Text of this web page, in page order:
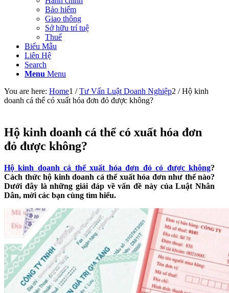
Bảo hiểm
Giao thông
Sở hữu trí tuệ
Thuế
Biểu Mẫu
Liên Hệ
Search
Menu Menu
You are here: Home1 / Tư Vấn Luật Doanh Nghiệp2 / Hộ kinh
doanh cá thể có xuất hóa đơn đỏ được không?
Hộ kinh doanh cá thể có xuất hóa đơn
đỏ được không?
Hộ kinh doanh cá thể xuất hóa đơn đỏ có được không?
Cách thức hộ kinh doanh cá thể xuất hóa đơn như thế nào?
Dưới đây là những giải đáp về vấn đề này của Luật Nhân
Dân, mời các bạn cùng tìm hiểu.